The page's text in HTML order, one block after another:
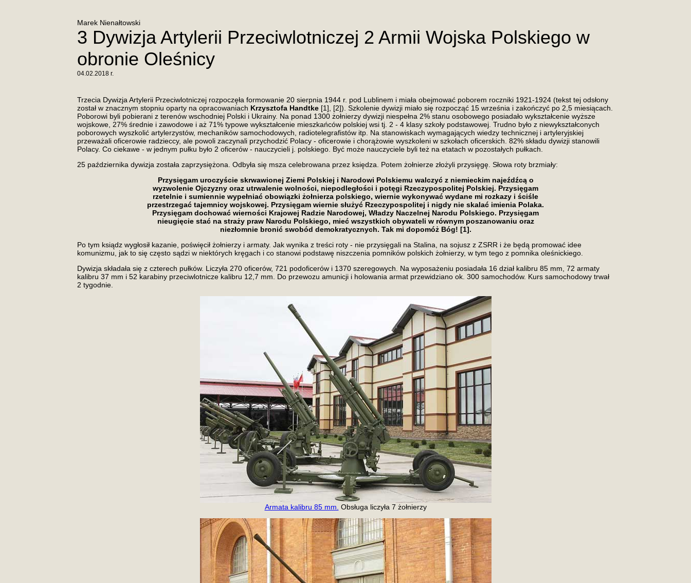
Marek Nienałtowski
3 Dywizja Artylerii Przeciwlotniczej 2 Armii Wojska Polskiego w
obronie Oleśnicy
04.02.2018 r.
Trzecia Dywizja Artylerii Przeciwlotniczej rozpoczęła formowanie 20 sierpnia 1944 r. pod Lublinem i miała obejmować poborem roczniki 1921-1924 (tekst tej odsłony
został w znacznym stopniu oparty na opracowaniach Krzysztofa Handtke [1], [2]). Szkolenie dywizji miało się rozpocząć 15 września i zakończyć po 2,5 miesiącach.
Poborowi byli pobierani z terenów wschodniej Polski i Ukrainy. Na ponad 1300 żołnierzy dywizji niespełna 2% stanu osobowego posiadało wykształcenie wyższe
wojskowe, 27% średnie i zawodowe i aż 71% typowe wykształcenie mieszkańców polskiej wsi tj. 2 - 4 klasy szkoły podstawowej. Trudno było z niewykształconych
poborowych wyszkolić artylerzystów, mechaników samochodowych, radiotelegrafistów itp. Na stanowiskach wymagających wiedzy technicznej i artyleryjskiej
przeważali oficerowie radzieccy, ale powoli zaczynali przychodzić Polacy - oficerowie i chorążowie wyszkoleni w szkołach oficerskich. 82% składu dywizji stanowili
Polacy. Co ciekawe - w jednym pułku było 2 oficerów - nauczycieli j. polskiego. Być może nauczyciele byli też na etatach w pozostałych pułkach.
25 października dywizja została zaprzysiężona. Odbyła się msza celebrowana przez księdza. Potem żołnierze złożyli przysięgę. Słowa roty brzmiały:
Przysięgam uroczyście skrwawionej Ziemi Polskiej i Narodowi Polskiemu walczyć z niemieckim najeźdźcą o
wyzwolenie Ojczyzny oraz utrwalenie wolności, niepodległości i potęgi Rzeczypospolitej Polskiej. Przysięgam
rzetelnie i sumiennie wypełniać obowiązki żołnierza polskiego, wiernie wykonywać wydane mi rozkazy i ściśle
przestrzegać tajemnicy wojskowej. Przysięgam wiernie służyć Rzeczypospolitej i nigdy nie skalać imienia Polaka.
Przysięgam dochować wierności Krajowej Radzie Narodowej, Władzy Naczelnej Narodu Polskiego. Przysięgam
nieugięcie stać na straży praw Narodu Polskiego, mieć wszystkich obywateli w równym poszanowaniu oraz
niezłomnie bronić swobód demokratycznych. Tak mi dopomóż Bóg! [1].
Po tym ksiądz wygłosił kazanie, poświęcił żołnierzy i armaty. Jak wynika z treści roty - nie przysięgali na Stalina, na sojusz z ZSRR i że będą promować idee
komunizmu, jak to się często sądzi w niektórych kręgach i co stanowi podstawę niszczenia pomników polskich żołnierzy, w tym tego z pomnika oleśnickiego.
Dywizja składała się z czterech pułków. Liczyła 270 oficerów, 721 podoficerów i 1370 szeregowych. Na wyposażeniu posiadała 16 dział kalibru 85 mm, 72 armaty
kalibru 37 mm i 52 karabiny przeciwlotnicze kalibru 12,7 mm. Do przewozu amunicji i holowania armat przewidziano ok. 300 samochodów. Kurs samochodowy trwał
2 tygodnie.
Armata kalibru 85 mm. Obsługa liczyła 7 żołnierzy